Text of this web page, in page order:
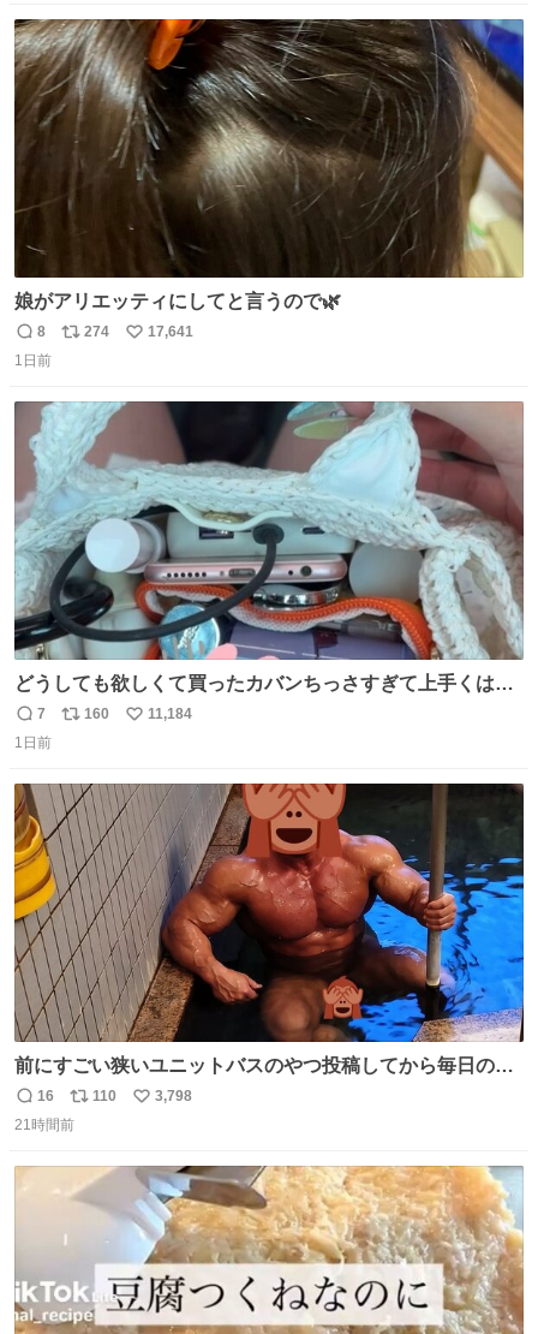
ト
数
数
娘がアリエッティにしてと言うので🌿
返
信
8
リ
数
274
い
17,641
1日前
どうしても欲しくて買ったカバンちっさすぎて上手くはめ
ないと荷物入らん。女のカバンってなんでこんなちっさい
の
返
信
7
リ
ト
数
160
い
数
11,184
1日前
前にすごい狭いユニットバスのやつ投稿してから毎日のよ
うに温泉とかに連れてってもらってる。SNS効果凄い。俺
は幸せもんです・・・いつもありがとうございます🫡
返
信
16
リ
ポ
ト
数
110
い
数
3,798
21時間前